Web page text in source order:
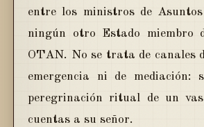
entre los ministros de
ningún otro Estado
OTAN. No se trata de canales
emergencia ni de
peregrinación ritual de un
cuentas a su señor.